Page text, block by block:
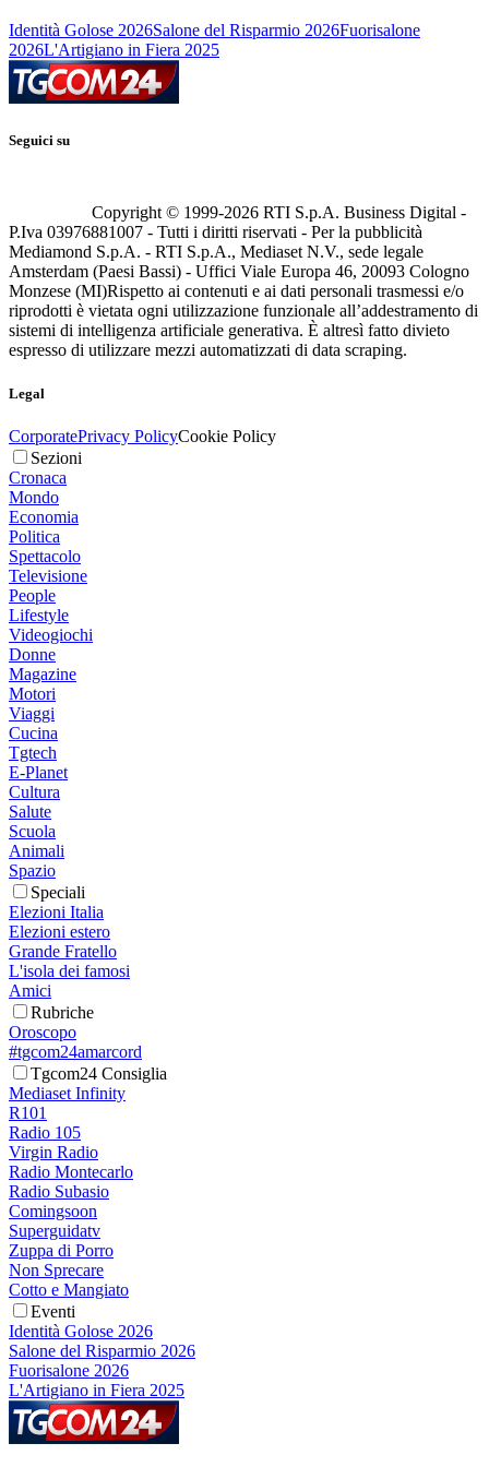
Identità Golose 2026Salone del Risparmio 2026Fuorisalone
2026L'Artigiano in Fiera 2025
Seguici su
Copyright © 1999-2026 RTI S.p.A. Business Digital -
P.Iva 03976881007 - Tutti i diritti riservati - Per la pubblicità
Mediamond S.p.A. - RTI S.p.A., Mediaset N.V., sede legale
Amsterdam (Paesi Bassi) - Uffici Viale Europa 46, 20093 Cologno
Monzese (MI)Rispetto ai contenuti e ai dati personali trasmessi e/o
riprodotti è vietata ogni utilizzazione funzionale all’addestramento di
sistemi di intelligenza artificiale generativa. È altresì fatto divieto
espresso di utilizzare mezzi automatizzati di data scraping.
Legal
CorporatePrivacy PolicyCookie Policy
Sezioni
Cronaca
Mondo
Economia
Politica
Spettacolo
Televisione
People
Lifestyle
Videogiochi
Donne
Magazine
Motori
Viaggi
Cucina
Tgtech
E-Planet
Cultura
Salute
Scuola
Animali
Spazio
Speciali
Elezioni Italia
Elezioni estero
Grande Fratello
L'isola dei famosi
Amici
Rubriche
Oroscopo
#tgcom24amarcord
Tgcom24 Consiglia
Mediaset Infinity
R101
Radio 105
Virgin Radio
Radio Montecarlo
Radio Subasio
Comingsoon
Superguidatv
Zuppa di Porro
Non Sprecare
Cotto e Mangiato
Eventi
Identità Golose 2026
Salone del Risparmio 2026
Fuorisalone 2026
L'Artigiano in Fiera 2025